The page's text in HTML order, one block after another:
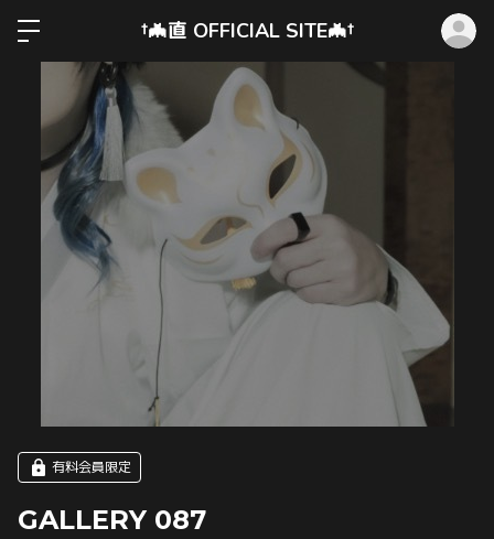
†🦇直 OFFICIAL SITE🦇†
有料会員限定
GALLERY 087